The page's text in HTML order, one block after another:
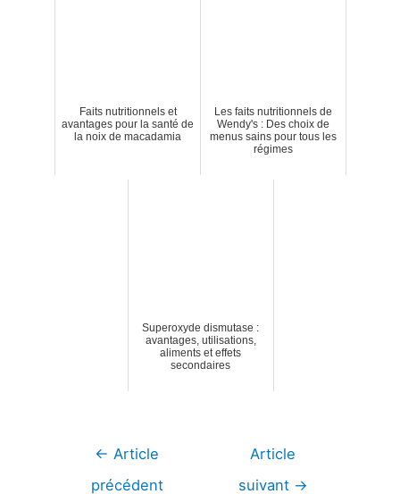
Faits nutritionnels et
avantages pour la santé de
la noix de macadamia
Les faits nutritionnels de
Wendy's : Des choix de
menus sains pour tous les
régimes
Superoxyde dismutase :
avantages, utilisations,
aliments et effets
secondaires
Navigation
← Article
précédent
Article
suivant →